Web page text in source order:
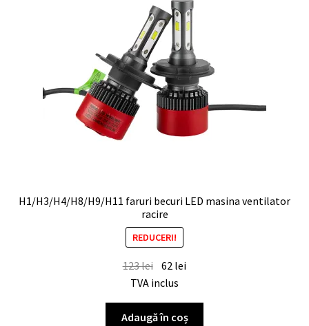
H1/H3/H4/H8/H9/H11 faruri becuri LED masina ventilator
racire
REDUCERI!
123lei 62 lei
TVA inclus
Adaugă în coș